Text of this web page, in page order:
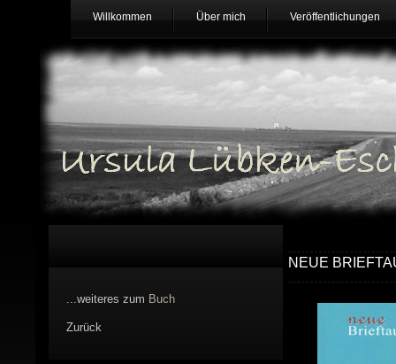
Willkommen Über mich Veröffentlichungen
NEUE
...weiteres zum Buch
Zurück